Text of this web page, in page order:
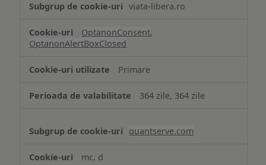
viata-libera.ro
OptanonConsent,
OptanonAlertBoxClosed
Primare
364 zile, 364 zile
quantserve.com
mc, d